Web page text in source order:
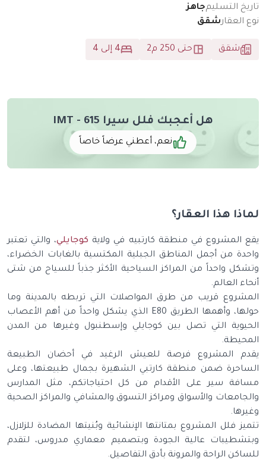
التسليمجاهز
شقق
شقق حتى 250 م2
هل أعجبك فلل سيرا IMT - 615
نعم، أعطني عرضاً خاصاً
هذا العقار؟
المشروع في منطقة كارتبيه في ولايةكوجايلي، والتي تعتبر
من أجمل المناطق الجبلية المكتسية بالغابات الخضراء،
واحداً من المراكز السياحية الأكثر جذباً للسياح من شتى
العالم.
قريب من طرق المواصلات التي تربطه بالمدينة وما
حولها، وأهمها الطريق E80 الذي يشكل واحداً من أهم الأعصاب
التي تصل بين كوجايلي وإسطنبول وغيرها من المدن
المشروع فرصة للعيش الرغيد في أحضان الطبيعة
ضمن منطقة كارتبي الشهيرة بجمال طبيعتها، وعلى
سير على الأقدام من كل احتياجاتكم، مثل المدارس
والأسواق ومراكز التسوق والمشافي والمراكز الصحية
فلل المشروع بمتانتها الإنشائية وبُنيتها المضادة للزلازل،
عالية الجودة وبتصميم معماري مدروس، لتقدم
الراحة والمرونة بأدق التفاصيل.